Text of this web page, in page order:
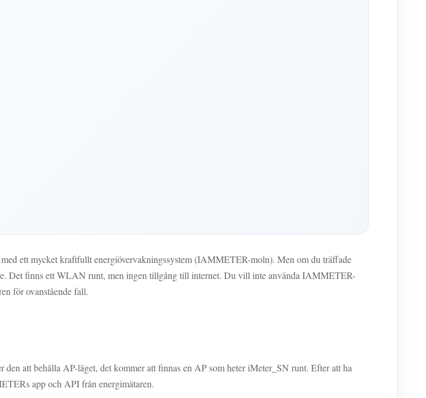
ett mycket kraftfullt energiövervakningssystem (IAMMETER-moln). Men om du träffade
Det finns ett WLAN runt, men ingen tillgång till internet. Du vill inte använda IAMMETER-
för ovanstående fall.
att behålla AP-läget, det kommer att finnas en AP som heter iMeter_SN runt. Efter att ha
app och API från energimätaren.